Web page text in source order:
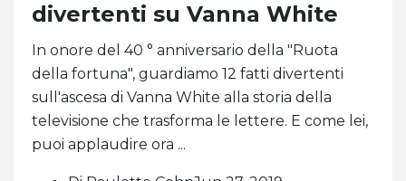
divertenti su Vanna White
In onore del 40 ° anniversario della "Ruota
della fortuna", guardiamo 12 fatti divertenti
sull'ascesa di Vanna White alla storia della
televisione che trasforma le lettere. E come lei,
puoi applaudire ora ...